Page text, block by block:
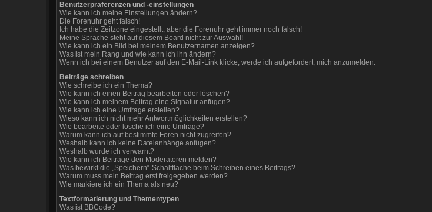
Benutzerpräferenzen und -einstellungen
Wie kann ich meine Einstellungen ändern?
Die Forenuhr geht falsch!
Ich habe die Zeitzone eingestellt, aber die Forenuhr geht immer noch falsch!
Meine Sprache steht auf diesem Board nicht zur Auswahl!
Wie kann ich ein Bild bei meinem Benutzernamen anzeigen?
Was ist mein Rang und wie kann ich ihn ändern?
Wenn ich bei einem Benutzer auf den E-Mail-Link klicke, werde ich aufgefordert, mich anzumelden.
Beiträge schreiben
Wie schreibe ich ein Thema?
Wie kann ich einen Beitrag bearbeiten oder löschen?
Wie kann ich meinem Beitrag eine Signatur anfügen?
Wie kann ich eine Umfrage erstellen?
Wieso kann ich nicht mehr Antwortmöglichkeiten erstellen?
Wie bearbeite oder lösche ich eine Umfrage?
Warum kann ich auf bestimmte Foren nicht zugreifen?
Weshalb kann ich keine Dateianhänge anfügen?
Weshalb wurde ich verwarnt?
Wie kann ich Beiträge den Moderatoren melden?
Was bewirkt die „Speichern“-Schaltfläche beim Schreiben eines Beitrags?
Warum muss mein Beitrag erst freigegeben werden?
Wie markiere ich ein Thema als neu?
Textformatierung und Thementypen
Was ist BBCode?